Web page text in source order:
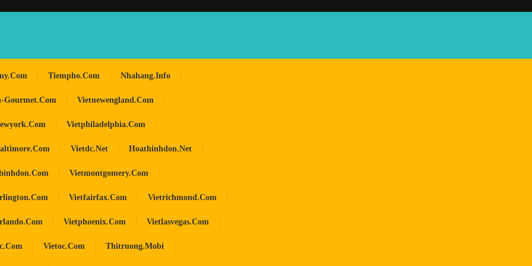
Tiempho.com Nhahang.info
Gourmet.com Vietnewengland.com
Vietphiladelphia.com
Vietdc.net Hoathinhdon.net
Vietmontgomery.com
Vietfairfax.com Vietrichmond.com
Vietphoenix.com Vietlasvegas.com
Vietoc.com Thitruong.mobi